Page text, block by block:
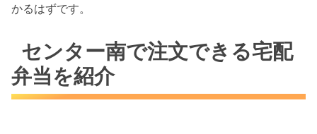
かるはずです。
センター南で注文できる宅配
弁当を紹介